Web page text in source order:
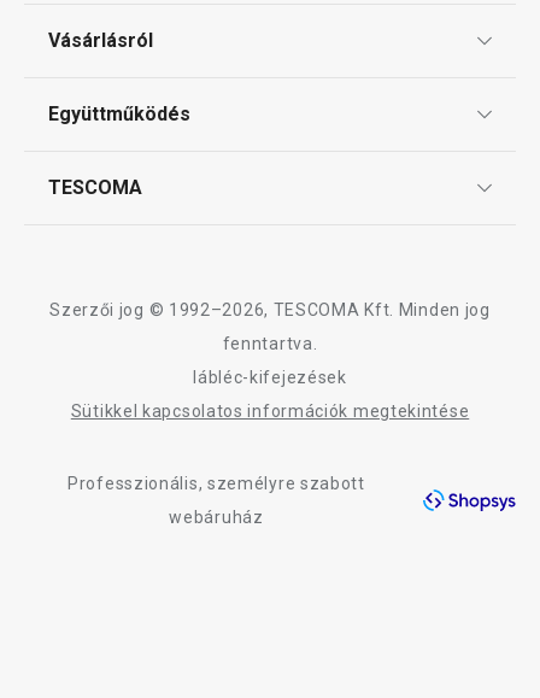
Gyakori kérdések
Vásárlásról
Reklamáció és termékvisszaküldés
Együttműködés
TESCOMA
Adatkezelési Tájékoztató
Szerzői jog © 1992–2026, TESCOMA Kft. Minden jog
fenntartva.
lábléc-kifejezések
Sütikkel kapcsolatos információk megtekintése
Professzionális, személyre szabott
webáruház